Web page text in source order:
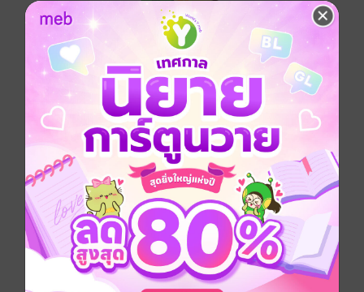
กรุณาเข้าสู่ระบบก่อนดำเนินรายการด้วยค่ะ
ล็อกอินเข้าระบบ